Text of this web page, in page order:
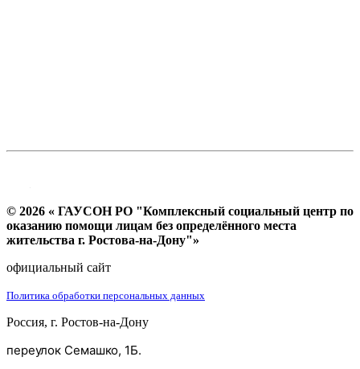
© 2026 « ГАУСОН РО "Комплексный социальный центр по
оказанию помощи лицам без определённого места
жительства г. Ростова-на-Дону"»
официальный сайт
Политика обработки персональных данных
Россия, г. Ростов-на-Дону
переулок Семашко, 1Б.